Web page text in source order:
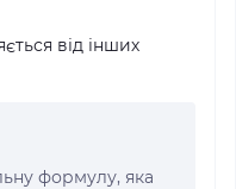
від інших
формулу, яка